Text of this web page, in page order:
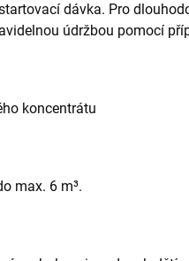
dávka. Pro
údržbou pomocí
koncentrátu
max. 6 m³.